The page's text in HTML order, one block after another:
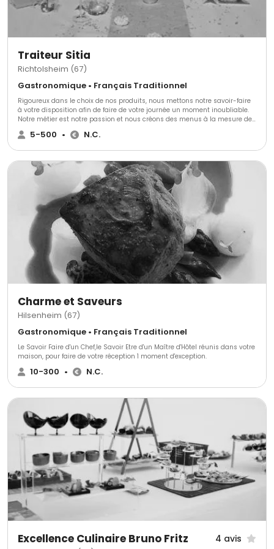
Traiteur Sitia
Richtolsheim (67)
Gastronomique • Français Traditionnel
Rigoureux dans le choix de nos produits, nous mettons notre savoir-faire
à votre disposition afin de faire de votre journée un moment inoubliable.
Notre métier est notre passion et nous créons des menus à la mesure de
vos envies.
5-500 • N.C.
Charme et Saveurs
Hilsenheim (67)
Gastronomique • Français Traditionnel
Le Savoir Faire d'un Chef,le Savoir Etre d'un Maître d'Hôtel réunis dans votre
maison, pour faire de votre réception 1 moment d'exception.
10-300 • N.C.
Excellence Culinaire Bruno Fritz 4 avis